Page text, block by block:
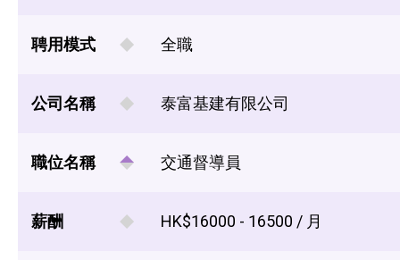
聘用模式 全職
公司名稱 泰富基建有限公司
職位名稱 交通督導員
薪酬 HK$16000 - 16500 / 月